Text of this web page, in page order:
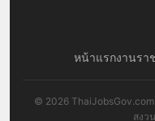
หน้าแรกงานรา
© 2026 ThaiJobsGov.com
สงว